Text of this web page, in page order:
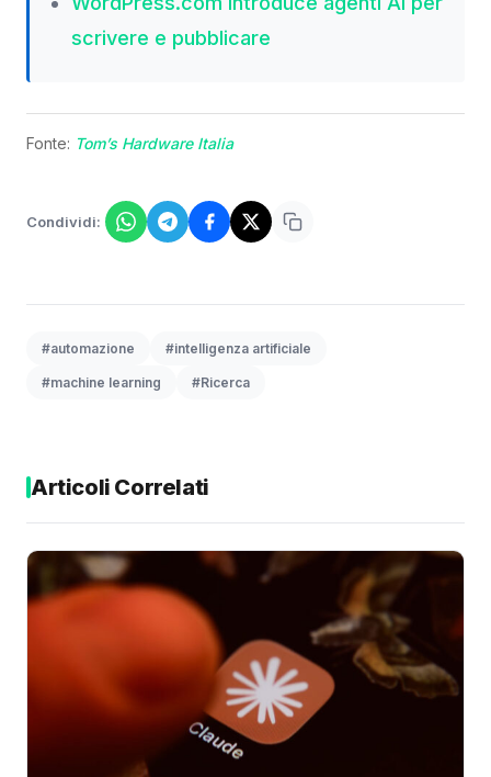
scrivere e pubblicare
Fonte: Tom’s Hardware Italia
Condividi:
#automazione #intelligenza artificiale
#machine learning #Ricerca
Articoli Correlati